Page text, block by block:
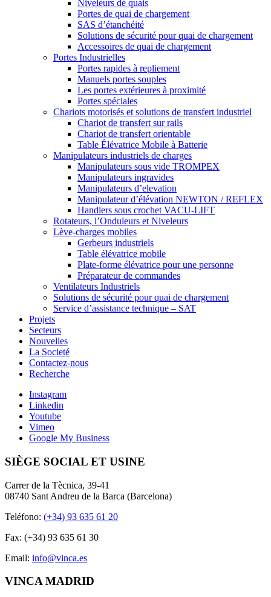
Niveleurs de quais
Portes de quai de chargement
SAS d’étanchéité
Solutions de sécurité pour quai de chargement
Accessoires de quai de chargement
Portes Industrielles
Portes rapides à repliement
Manuels portes souples
Les portes extérieures à proximité
Portes spéciales
Chariots motorisés et solutions de transfert industriel
Chariot de transfert sur rails
Chariot de transfert orientable
Table Élévatrice Mobile à Batterie
Manipulateurs industriels de charges
Manipulateurs sous vide TROMPEX
Manipulateurs ingravides
Manipulateurs d’elevation
Manipulateur d’élévation NEWTON / REFLEX
Handlers sous crochet VACU-LIFT
Rotateurs, l’Onduleurs et Niveleurs
Lève-charges mobiles
Gerbeurs industriels
Table élévatrice mobile
Plate-forme élévatrice pour une personne
Préparateur de commandes
Ventilateurs Industriels
Solutions de sécurité pour quai de chargement
Service d’assistance technique – SAT
Projets
Secteurs
Nouvelles
La Societé
Contactez-nous
Recherche
Instagram
Linkedin
Youtube
Vimeo
Google My Business
SIÈGE SOCIAL ET USINE
Carrer de la Tècnica, 39-41
08740 Sant Andreu de la Barca (Barcelona)
Teléfono: (+34) 93 635 61 20
Fax: (+34) 93 635 61 30
Email: info@vinca.es
VINCA MADRID